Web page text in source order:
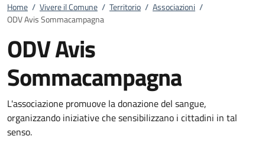
Home / Vivere il Comune / Territorio / Associazioni /
ODV Avis Sommacampagna
ODV Avis
Sommacampagna
L'associazione promuove la donazione del sangue,
organizzando iniziative che sensibilizzano i cittadini in tal
senso.